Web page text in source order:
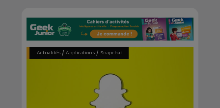
Actualités/ Applications/ Snapchat